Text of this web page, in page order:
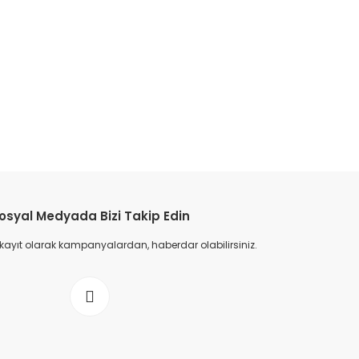
Medyada Bizi Takip Edin
olarak kampanyalardan, haberdar olabilirsiniz.